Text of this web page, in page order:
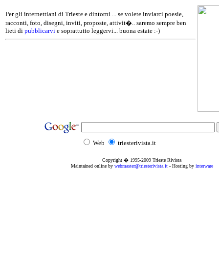
Per gli internettiani di Trieste e dintorni ... se volete inviarci poesie,
racconti, foto, disegni, inviti, proposte, attivit�.. saremo sempre ben
lieti di pubblicarvi e soprattutto leggervi... buona estate :-)
Web triesterivista.it
Copyright � 1995-2009 Trieste Rivista
Maintained online by webmaster@triesterivista.it- Hosting by interware